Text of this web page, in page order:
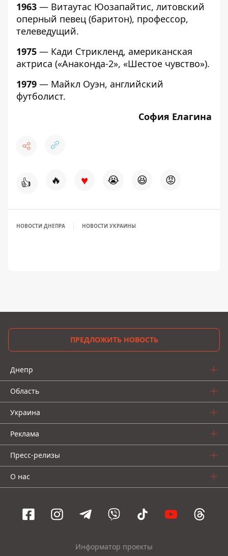
1963 — Витаутас Юозапайтис, литовский
оперный певец (баритон), профессор,
телеведущий.
1975 — Кади Стрикленд, американская
актриса («Анаконда-2», «Шестое чувство»).
1979 — Майкл Оуэн, английский
футболист.
София Елагина
👍 🔥 ♥ 😭 😆 😡
НОВОСТИ ДНЕПРА НОВОСТИ УКРАИНЫ
ПРЕДЛОЖИТЬ НОВОСТЬ
Днепр
Область
Украина
Реклама
Пресс-релизы
О нас
Информатор проекты